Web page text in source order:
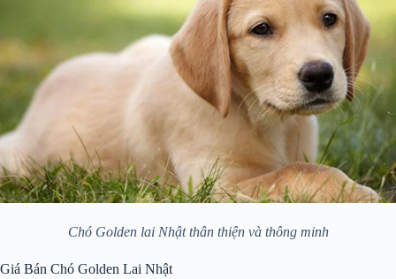
Chó Golden lai Nhật thân thiện và thông minh
Giá Bán Chó Golden Lai Nhật